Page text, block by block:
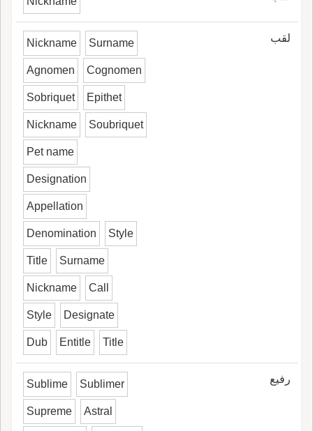
لقب Nickname Surname
Agnomen Cognomen
Sobriquet Epithet
Nickname Soubriquet
Pet name
Designation
Appellation
Denomination Style
Title Surname
Nickname Call
Style Designate
Dub Entitle Title
رفيع Sublime Sublimer
Supreme Astral